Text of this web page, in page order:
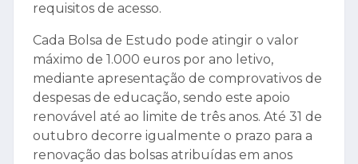
requisitos de acesso.
Cada Bolsa de Estudo pode atingir o valor
máximo de 1.000 euros por ano letivo,
mediante apresentação de comprovativos de
despesas de educação, sendo este apoio
renovável até ao limite de três anos. Até 31 de
outubro decorre igualmente o prazo para a
renovação das bolsas atribuídas em anos